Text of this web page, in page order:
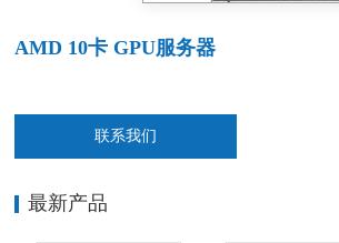
AMD 10卡 GPU服务器
联系我们
最新产品